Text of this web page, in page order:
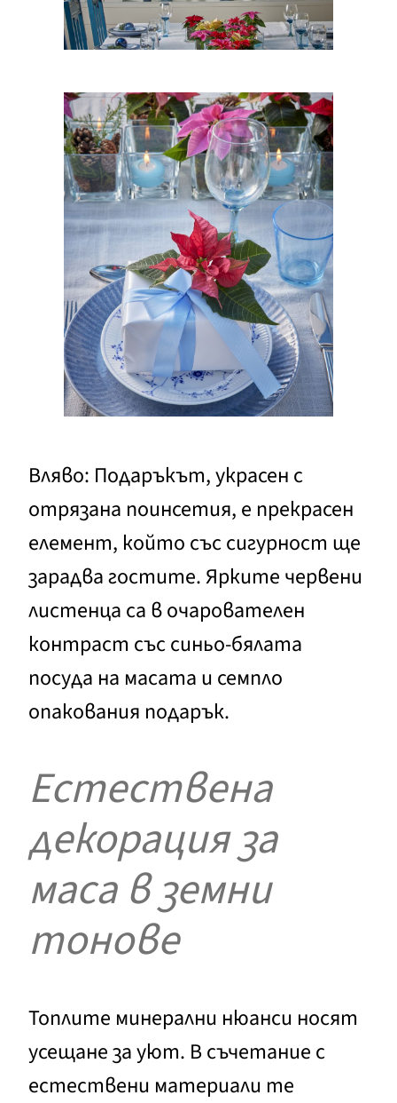
Вляво: Подаръкът, украсен с
отрязана поинсетия, е прекрасен
елемент, който със сигурност ще
зарадва гостите. Ярките червени
листенца са в очарователен
контраст със синьо-бялата
посуда на масата и семпло
опакования подарък.
Естествена
декорация за
маса в земни
тонове
Топлите минерални нюанси носят
усещане за уют. В съчетание с
естествени материали те